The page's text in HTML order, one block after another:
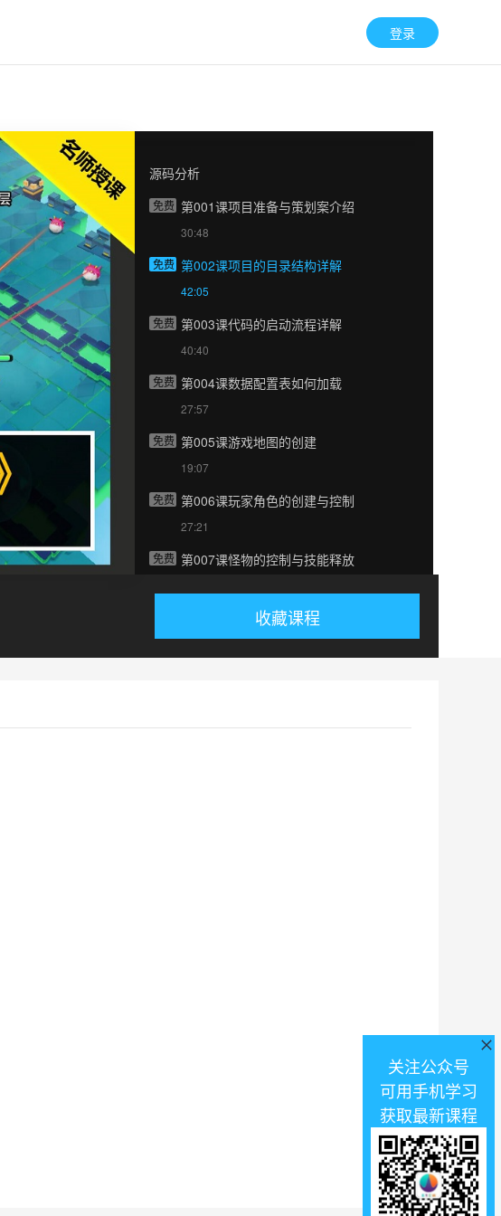
登录
源码分析
免费 第001课项目准备与策划案介绍
30:48
免费 第002课项目的目录结构详解
42:05
免费 第003课代码的启动流程详解
40:40
免费 第004课数据配置表如何加载
27:57
免费 第005课游戏地图的创建
19:07
免费 第006课玩家角色的创建与控制
27:21
免费 第007课怪物的控制与技能释放
第008课技能发射与对玩家伤害
09:45
收藏课程
关注公众号
可用手机学习
获取最新课程